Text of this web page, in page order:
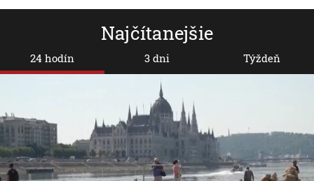
Najčítanejšie
24 hodín 3 dni Týždeň